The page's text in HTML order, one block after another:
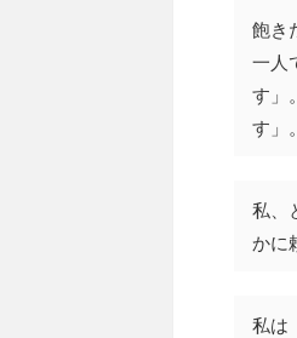
飽き
一人
す」
す」
私、
かに
私は